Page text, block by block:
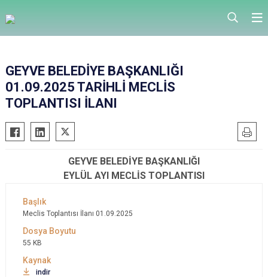
GEYVE BELEDİYE BAŞKANLIĞI
01.09.2025 TARİHLİ MECLİS
TOPLANTISI İLANI
GEYVE BELEDİYE BAŞKANLIĞI
EYLÜL AYI MECLİS TOPLANTISI
Meclis Toplantısı İlanı 01.09.2025
55 KB
indir